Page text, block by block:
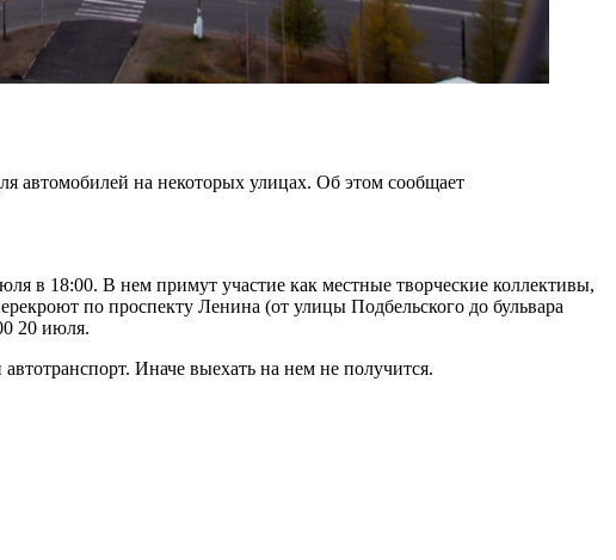
автомобилей на некоторых улицах. Об этом сообщает
в 18:00. В нем примут участие как местные творческие коллективы,
по проспекту Ленина (от улицы Подбельского до бульвара
20 июля.
Иначе выехать на нем не получится.